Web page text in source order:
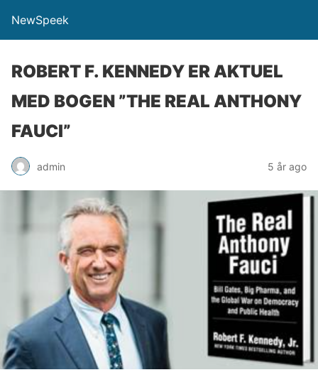
NewSpeek
ROBERT F. KENNEDY ER AKTUEL
MED BOGEN ”THE REAL ANTHONY
FAUCI”
admin 5 år ago